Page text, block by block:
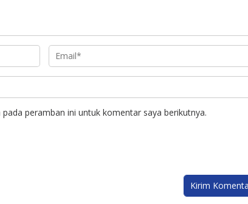
peramban ini untuk komentar saya berikutnya.